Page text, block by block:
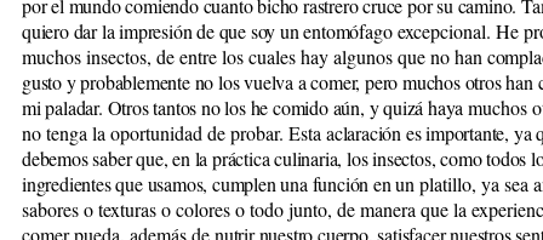
por el mundo comiendo cuanto bicho rastrero cruce por su camino.
quiero dar la impresión de que soy un entomófago excepcional. He
muchos insectos, de entre los cuales hay algunos que no han
gusto y probablemente no los vuelva a comer, pero muchos otros han
mi paladar. Otros tantos no los he comido aún, y quizá haya muchos
no tenga la oportunidad de probar. Esta aclaración es importante, ya
debemos saber que, en la práctica culinaria, los insectos, como todos
ingredientes que usamos, cumplen una función en un platillo, ya sea
sabores o texturas o colores o todo junto, de manera que la
comer pueda, además denutrir nuestro cuerpo, satisfacer nuestros